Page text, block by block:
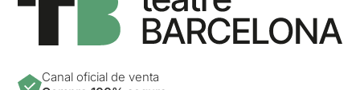
Canal oficial de venta